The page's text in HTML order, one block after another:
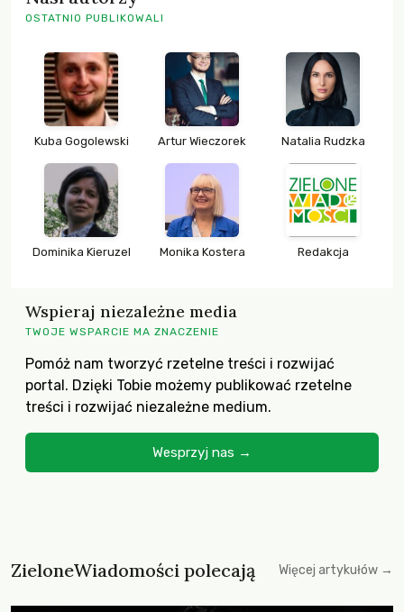
OSTATNIO PUBLIKOWALI
Kuba Gogolewski Artur Wieczorek Natalia Rudzka
Dominika Kieruzel Monika Kostera Redakcja
Wspieraj niezależne media
TWOJE WSPARCIE MA ZNACZENIE
Pomóż nam tworzyć rzetelne treści i rozwijać
portal. Dzięki Tobie możemy publikować rzetelne
treści i rozwijać niezależne medium.
Wesprzyj nas →
ZieloneWiadomości polecają Więcej artykułów →